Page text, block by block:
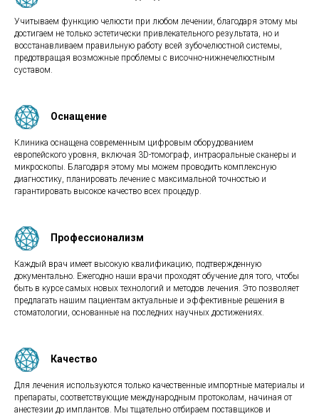
Учитываем функцию челюсти при любом лечении, благодаря этому мы
достигаем не только эстетически привлекательного результата, но и
восстанавливаем правильную работу всей зубочелюстной системы,
предотвращая возможные проблемы с височно-нижнечелюстным
суставом.
Оснащение
Клиника оснащена современным цифровым оборудованием
европейского уровня, включая 3D-томограф, интраоральные сканеры и
микроскопы. Благодаря этому мы можем проводить комплексную
диагностику, планировать лечение с максимальной точностью и
гарантировать высокое качество всех процедур.
Профессионализм
Каждый врач имеет высокую квалификацию, подтвержденную
документально. Ежегодно наши врачи проходят обучение для того, чтобы
быть в курсе самых новых технологий и методов лечения. Это позволяет
предлагать нашим пациентам актуальные и эффективные решения в
стоматологии, основанные на последних научных достижениях.
Качество
Для лечения используются только качественные импортные материалы и
препараты, соответствующие международным протоколам, начиная от
анестезии до имплантов. Мы тщательно отбираем поставщиков и